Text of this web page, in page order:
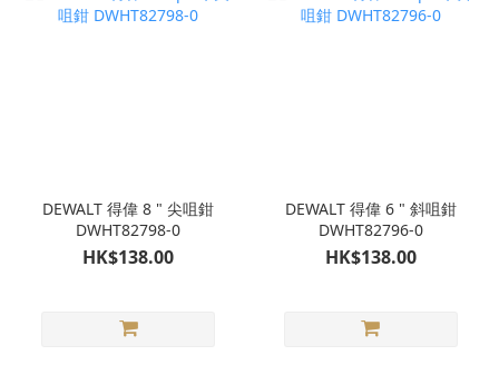
DEWALT 得偉 8 " 尖咀鉗
DWHT82798-0
HK$138.00
DEWALT 得偉 6 " 斜咀鉗
DWHT82796-0
HK$138.00